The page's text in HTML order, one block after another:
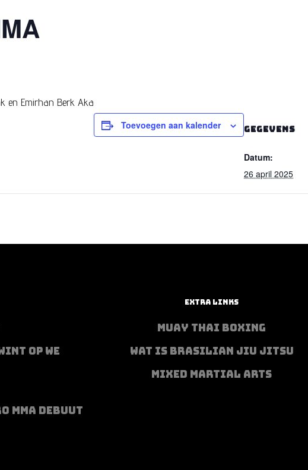
en Emirhan Berk Aka
Toevoegen aan kalender GEGEVENS
Datum:
26 april 2025
OP WE
MMA DEBUUT
EXTRA LINKS
MUAY THAI BOXING
WAT IS BRASILIAN JIU JITSU
MIXED MARTIAL ARTS